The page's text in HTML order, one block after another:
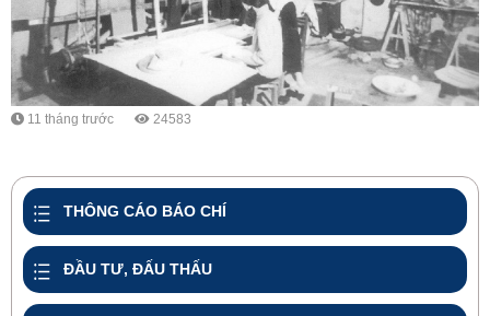
11 tháng trước 24583
THÔNG CÁO BÁO CHÍ
ĐẦU TƯ, ĐẤU THẤU